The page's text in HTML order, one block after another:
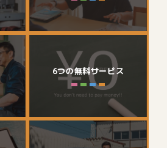
6つの無料サービス